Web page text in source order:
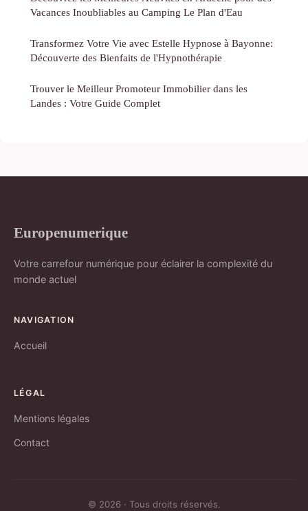
Vacances Inoubliables au Camping Le Plan d'Eau
Transformez Votre Vie avec Estelle Hypnose à Bayonne:
Découverte des Bienfaits de l'Hypnothérapie
Trouver le Meilleur Promoteur Immobilier dans les
Landes : Votre Guide Complet
Europenumerique
Votre carrefour numérique pour éclairer la complexité du
monde actuel
NAVIGATION
Accueil
LÉGAL
Mentions légales
Contact
© 2026 · Tous droits réservés.